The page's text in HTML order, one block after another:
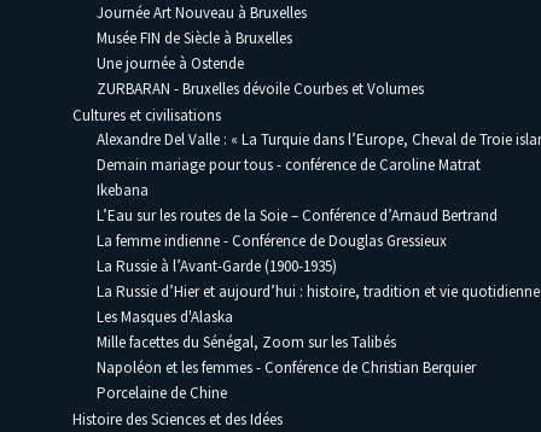
Journée Art Nouveau à Bruxelles
Musée FIN de Siècle à Bruxelles
Une journée à Ostende
ZURBARAN - Bruxelles dévoile Courbes et Volumes
Cultures et civilisations
Alexandre Del Valle : « La Turquie dans l’Europe, Cheval de Troie
Demain mariage pour tous - conférence de Caroline Matrat
Ikebana
L’Eau sur les routes de la Soie – Conférence d’Arnaud Bertrand
La femme indienne - Conférence de Douglas Gressieux
La Russie à l’Avant-Garde (1900-1935)
La Russie d’Hier et aujourd’hui : histoire, tradition et vie quotidienne
Les Masques d'Alaska
Mille facettes du Sénégal, Zoom sur les Talibés
Napoléon et les femmes - Conférence de Christian Berquier
Porcelaine de Chine
Histoire des Sciences et des Idées